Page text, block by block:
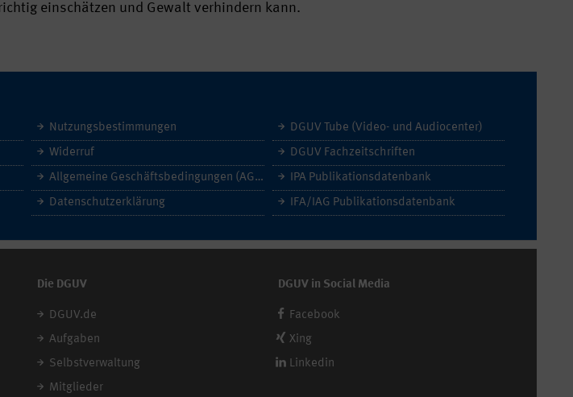
einschätzen und Gewalt verhindern kann.
Nutzungsbestimmungen
Widerruf
Allgemeine Geschäftsbedingungen (AGB)
Datenschutzerklärung
DGUV Tube (Video- und Audiocenter)
DGUV Fachzeitschriften
IPA Publikationsdatenbank
IFA/IAG Publikationsdatenbank
Die DGUV
DGUV.de
Aufgaben
Selbstverwaltung
Mitglieder
DGUV in Social Media
Facebook
Xing
Linkedin